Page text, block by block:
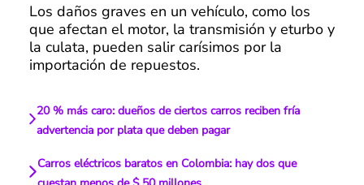
Los daños graves en un vehículo, como los
que afectan el motor, la transmisión y eturbo y
la culata, pueden salir carísimos por la
importación de repuestos.
20 % más caro: dueños de ciertos carros reciben fría
advertencia por plata que deben pagar
Carros eléctricos baratos en Colombia: hay dos que